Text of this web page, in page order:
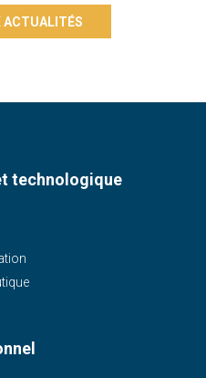
ACTUALITÉS
technologique